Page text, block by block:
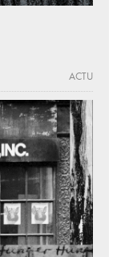
ACTU